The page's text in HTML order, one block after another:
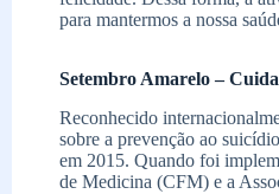
para mantermos a nossa
Setembro Amarelo –
Reconhecido
sobre a prevenção ao
em 2015. Quando foi
de Medicina (CFM) e a